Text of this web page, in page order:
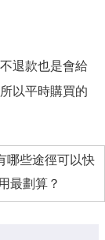
退款也是會給
以平時購買的
哪些途徑可以快
最劃算？